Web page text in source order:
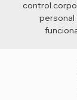
control
personal